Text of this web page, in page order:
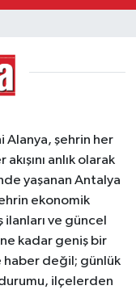
Alanya, şehrin her
anlık olarak
yaşanan Antalya
ekonomik
ve güncel
kadar geniş bir
haber değil; günlük
durumu, ilçelerden